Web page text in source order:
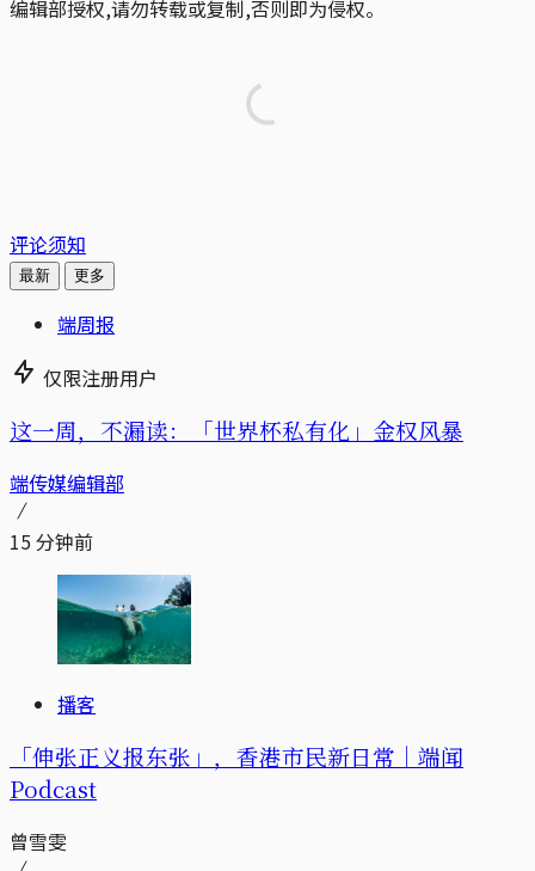
编辑部授权,请勿转载或复制,否则即为侵权。
评论须知
最新 更多
端周报
仅限注册用户
这一周，不漏读：「世界杯私有化」金权风暴
端传媒编辑部
15 分钟前
播客
「伸张正义报东张」，香港市民新日常｜端闻
Podcast
曾雪雯